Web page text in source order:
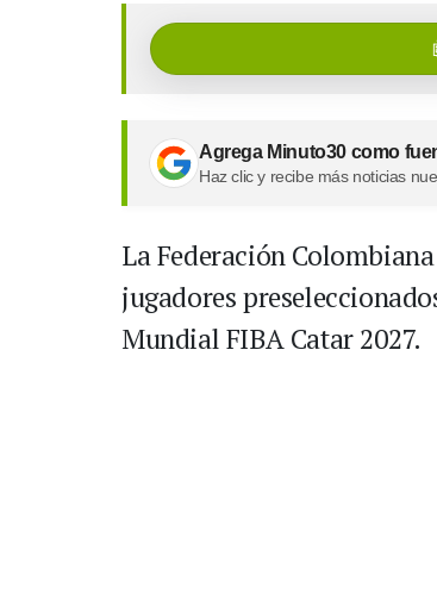
Agrega Minuto30 como
Haz clic y recibe más noticias
La Federación
jugadores
Mundial FIBA Catar 2027.